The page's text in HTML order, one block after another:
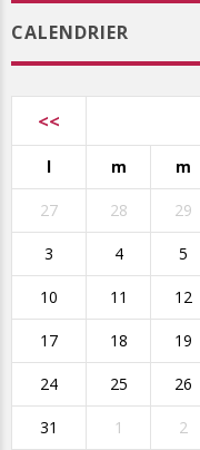
CALENDRIER
<<
l m m
27 28 29
3 4 5
10 11 12
17 18 19
24 25 26
31 1 2